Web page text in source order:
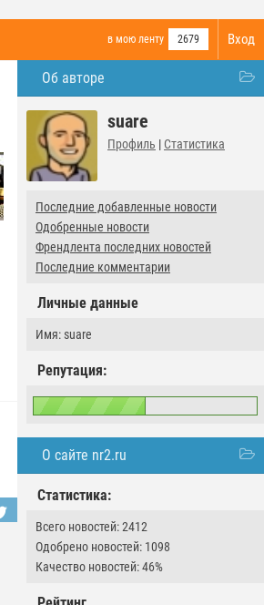
Вход
в мою ленту 2679
Об авторе
suare
Профиль | Статистика
Последние добавленные новости
Одобренные новости
Френдлента последних новостей
Последние комментарии
Личные данные
Имя: suare
Репутация:
О сайте nr2.ru
Статистика:
Всего новостей: 2412
Одобрено новостей: 1098
Качество новостей: 46%